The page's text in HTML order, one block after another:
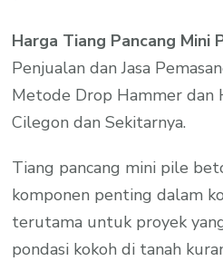
Harga Tiang Pancang Mini
Penjualan dan Jasa
Metode Drop Hammer dan
Cilegon dan Sekitarnya.
Tiang pancang mini pile
komponen penting dalam
terutama untuk proyek
pondasi kokoh di tanah